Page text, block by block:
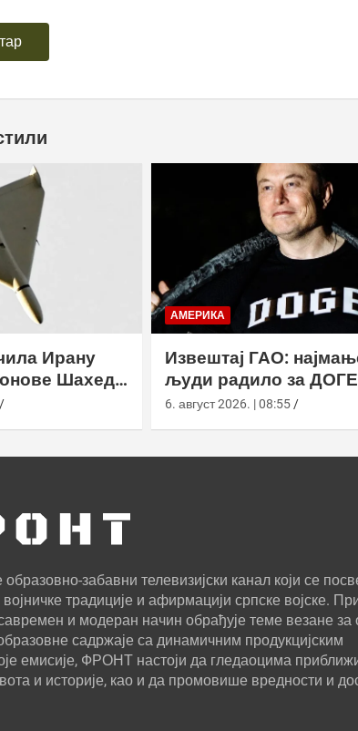
Ирану
Шахед
АМЕРИКА
Извештај ГАО:
људи радило за
агенција ускратио
6. август 2026. | 08:55
забавни телевизијски канал који се
традиције и афирмацији српске војске.
и модеран начин обрађује теме везане за
садржаје са динамичним продукцијским
емисије, ФРОНТ настоји да гледаоцима
и историје, као и да промовише вредности и